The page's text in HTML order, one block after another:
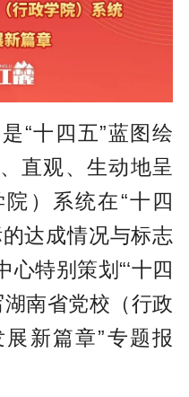
“十四五”蓝图绘
直观、生动地呈
）系统在“十四
达成情况与标志
特别策划“‘十四
湖南省党校（行政
新篇章”专题报